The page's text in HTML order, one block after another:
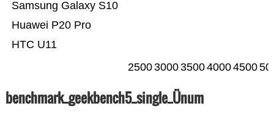
HTC U11
Huawei P20 Pro
Samsung Galaxy S10
25003000350040004500
benchmark_geekbench5_single_Ünum